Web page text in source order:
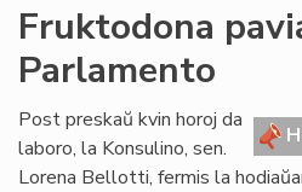
Fruktodona
Parlamento
Post preskaŭ kvin horoj da
laboro, la Konsulino, sen.
Lorena Bellotti, fermis la